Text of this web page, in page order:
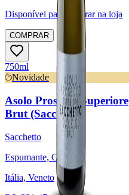
Disponível para: Retirar na loja
COMPRAR
750ml
Novidade
Asolo Prosecco Superiore
Brut (Sacchetto)
Sacchetto
Espumante, Glera
Itália, Veneto